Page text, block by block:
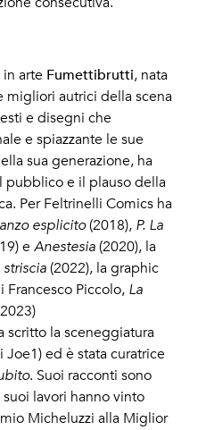
arte Fumettibrutti, nata
migliori autrici della scena
e disegni che
e spiazzante le sue
sua generazione, ha
pubblico e il plauso della
Per Feltrinelli Comics ha
esplicito(2018), P. La
eAnestesia(2020), la
(2022), la graphic
Francesco Piccolo, La
scritto la sceneggiatura
Joe1) ed è stata curatrice
. Suoi racconti sono
lavori hanno vinto
Micheluzzi alla Miglior